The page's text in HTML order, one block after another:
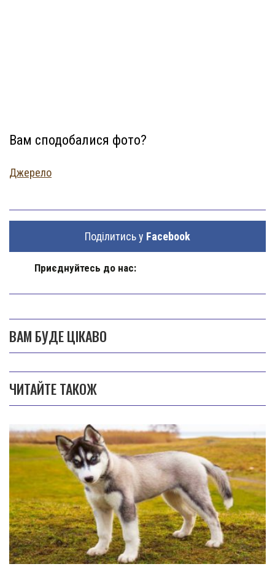
Вам сподобалися фото?
Джерело
Поділитись у Facebook
Приєднуйтесь до нас:
ВАМ БУДЕ ЦІКАВО
ЧИТАЙТЕ ТАКОЖ